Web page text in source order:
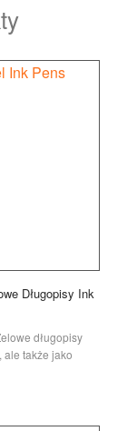
Długopisy Ink
długopisy
ale także jako